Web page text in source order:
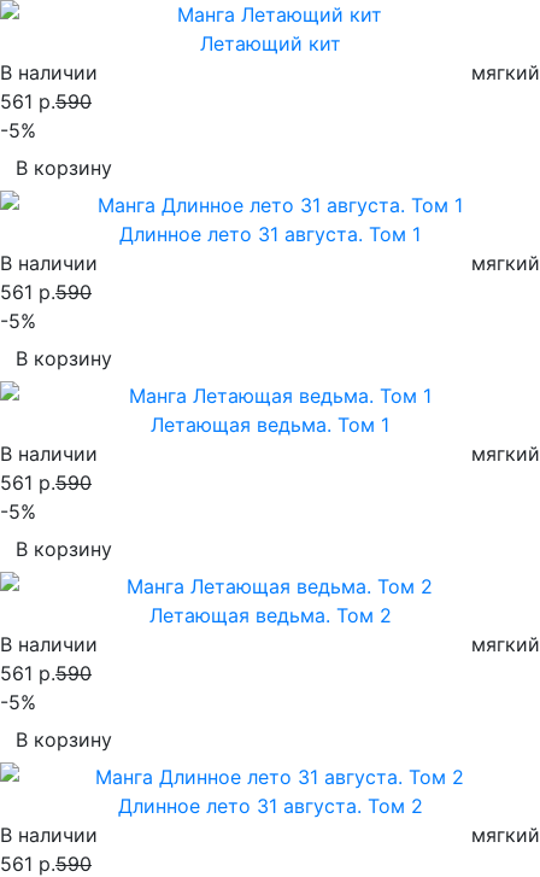
Летающий кит
В наличии
мягкий
561 р.590
-5%
В корзину
Длинное лето 31 августа. Том 1
В наличии
мягкий
561 р.590
-5%
В корзину
Летающая ведьма. Том 1
В наличии
мягкий
561 р.590
-5%
В корзину
Летающая ведьма. Том 2
В наличии
мягкий
561 р.590
-5%
В корзину
Длинное лето 31 августа. Том 2
В наличии
мягкий
561 р.590